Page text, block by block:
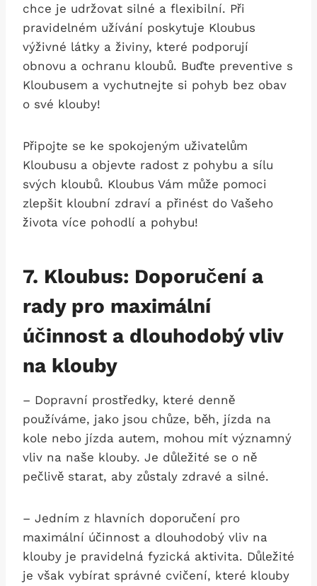
chce je udržovat silné a flexibilní. Při
pravidelném užívání poskytuje Kloubus
výživné látky a živiny, které podporují
obnovu a ochranu kloubů. Buďte preventive s
Kloubusem a vychutnejte si pohyb bez obav
o své klouby!
Připojte se ke spokojeným uživatelům
Kloubusu a objevte radost z pohybu a sílu
svých kloubů. Kloubus Vám může pomoci
zlepšit kloubní zdraví a přinést do Vašeho
života více pohodlí a pohybu!
7. Kloubus: Doporučení a
rady pro maximální
účinnost a dlouhodobý vliv
na klouby
– Dopravní prostředky, které denně
používáme, jako jsou chůze, běh, jízda na
kole nebo jízda autem, mohou mít významný
vliv na naše klouby. Je důležité se o ně
pečlivě starat, aby zůstaly zdravé a silné.
– Jedním z hlavních doporučení pro
maximální účinnost a dlouhodobý vliv na
klouby je pravidelná fyzická aktivita. Důležité
je však vybírat správné cvičení, které klouby